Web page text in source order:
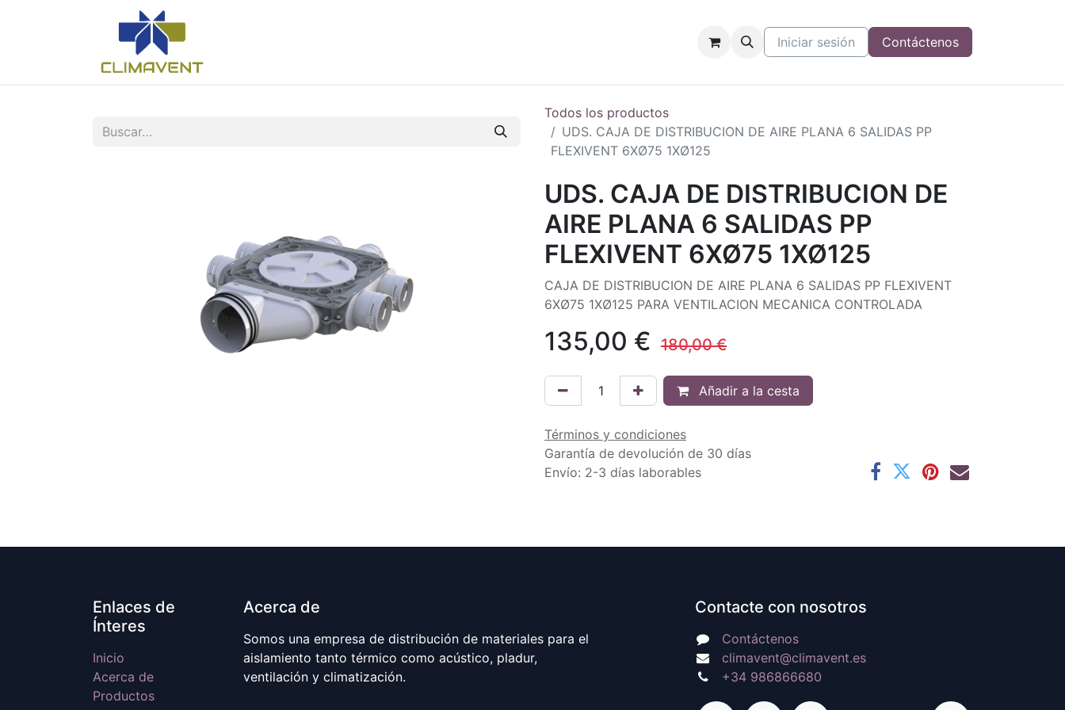
Iniciar sesión Contáctenos
Todos los productos
UDS. CAJA DE DISTRIBUCION DE AIRE PLANA 6 SALIDAS PP
FLEXIVENT 6XØ75 1XØ125
UDS. CAJA DE DISTRIBUCION DE
AIRE PLANA 6 SALIDAS PP
FLEXIVENT 6XØ75 1XØ125
CAJA DE DISTRIBUCION DE AIRE PLANA 6 SALIDAS PP FLEXIVENT
6XØ75 1XØ125 PARA VENTILACION MECANICA CONTROLADA
135,00 € 180,00€
Añadir a la cesta
Términos y condiciones
Garantía de devolución de 30 días
Envío: 2-3 días laborables
Enlaces de
Ínteres
Inicio
Acerca de
Productos
Acerca de
Somos una empresa de distribución de materiales para el
aislamiento tanto térmico como acústico, pladur,
ventilación y climatización.
Contacte con nosotros
Contáctenos
climavent@climavent.es
+34 986866680